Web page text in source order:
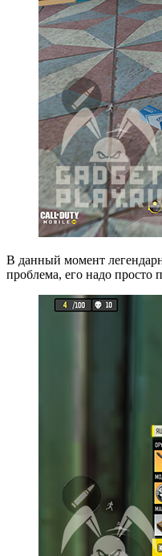
В данный момент
проблема, его надо просто